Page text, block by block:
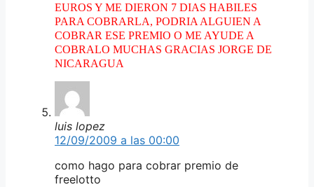
EUROS Y ME DIERON 7 DIAS HABILES
PARA COBRARLA, PODRIA ALGUIEN A
COBRAR ESE PREMIO O ME AYUDE A
COBRALO MUCHAS GRACIAS JORGE DE
NICARAGUA
luis lopez
12/09/2009 a las 00:00
como hago para cobrar premio de
freelotto